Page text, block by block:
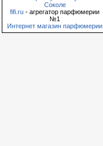
Соколе
fifi.ru - агрегатор парфюмерии
№1
Интернет магазин парфюмерии